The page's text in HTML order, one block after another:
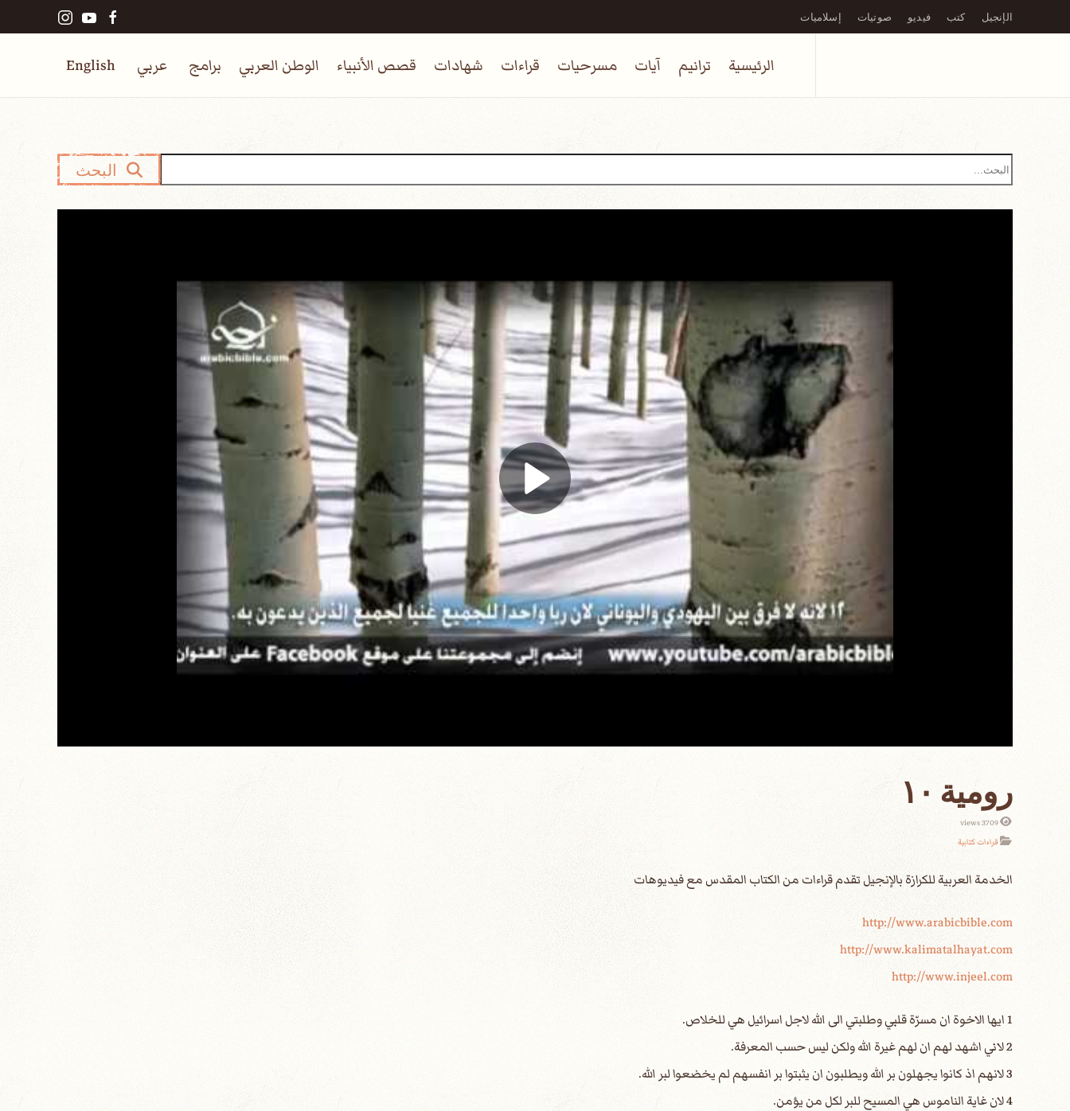
Skip to main content
الإنجيل كتب فيديو صوتيات إسلاميات
الرئيسية ترانيم آيات مسرحيات قراءات شهادات قصص الأنبياء الوطن العربي برامج عربي English
البحث
رومية ١٠
3709 views
قراءات كتابية
الخدمة العربية للكرازة بالإنجيل تقدم قراءات من الكتاب المقدس مع فيديوهات
http://www.arabicbible.com
http://www.kalimatalhayat.com
http://www.injeel.com
1 ايها الاخوة ان مسرّة قلبي وطلبتي الى الله لاجل اسرائيل هي للخلاص.
2 لاني اشهد لهم ان لهم غيرة الله ولكن ليس حسب المعرفة.
3 لانهم اذ كانوا يجهلون بر الله ويطلبون ان يثبتوا بر انفسهم لم يخضعوا لبر الله.
4 لان غاية الناموس هي المسيح للبر لكل من يؤمن.